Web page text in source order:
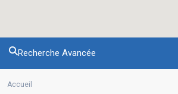
Recherche Avancée
Accueil